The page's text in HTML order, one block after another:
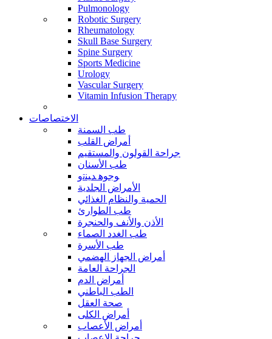
Pulmonology
Robotic Surgery
Rheumatology
Skull Base Surgery
Spine Surgery
Sports Medicine
Urology
Vascular Surgery
Vitamin Infusion Therapy
الاختصاصات
طب السمنة
أمراض القلب
جراحة القولون والمستقيم
طب الأسنان
ﻮﺟﻮﻫ ﺪﻴﻨﺗﻭ
الأمراض الجلدية
الحمية والنظام الغذائي
طب الطوارئ
الأذن والأنف والحنجرة
طب الغدد الصماء
طب الأسرة
أمراض الجهاز الهضمي
الجراحة العامة
أمراض الدم
الطب الباطني
صحة العقل
أمراض الكلى
أمراض الأعصاب